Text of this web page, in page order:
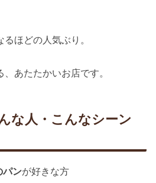
ほどの人気ぶり。
あたたかいお店です。
な人・こんなシーン
パンが好きな方